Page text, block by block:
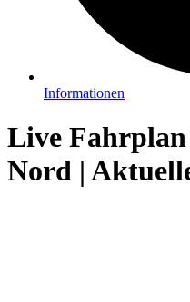
Informationen
Live
Nord |